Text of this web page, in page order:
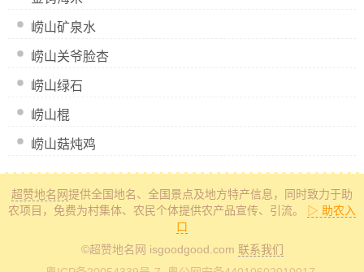
崂山矿泉水
崂山关爷脸杏
崂山绿石
崂山棍
崂山菇炖鸡
超赞地名网提供全国地名、全国景点及地方特产信息 ，同时致力于助
农项目，免费为村集体、农民个体提供农产品宣传、引流。 ▷ 助农入
口
©超赞地名网 isgoodgood.com 联系我们